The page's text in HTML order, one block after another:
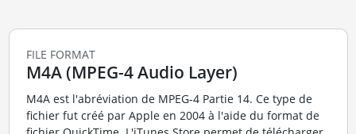
FILE FORMAT
M4A (MPEG-4 Audio Layer)
M4A est l'abréviation de MPEG-4 Partie 14. Ce type de
fichier fut créé par Apple en 2004 à l'aide du format de